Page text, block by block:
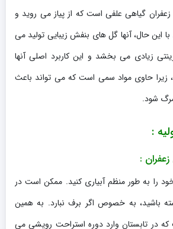
زعفران گیاهی علفی است که از پیاز می روید و
با این حال، آنها گل های بنفش زیبایی تولید می
زیادی می بخشد و این کاربرد اصلی آنها
زیرا حاوی مواد سمی است که می تواند باعث
شود.
:
:
خود را به طور منظم آبیاری کنید. ممکن است در
باشید، به خصوص اگر برف نبارد. به همین
در تابستان وارد دوره استراحت رویشی می